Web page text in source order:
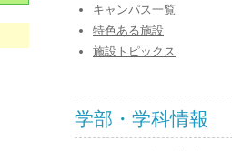
キャンパス一覧
特色ある施設
施設トピックス
学部・学科情報